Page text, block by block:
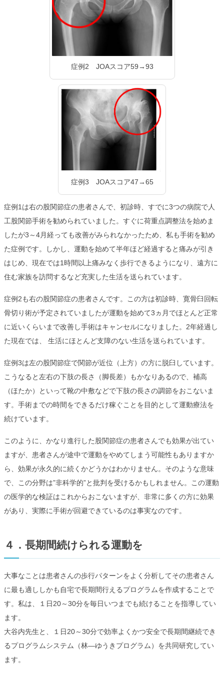
症例2 JOAスコア59→93
症例3 JOAスコア47→65
症例1は右の股関節症の患者さんで、初診時、すでに3つの病院で人
工股関節手術を勧められていました。すぐに荷重点調整法を始めま
したが3～4月経っても改善がみられなかったため、私も手術を勧め
た症例です。しかし、運動を始めて半年ほど経過すると痛みが引き
はじめ、現在では1時間以上痛みなく歩行できるようになり、遠方に
住む家族を訪問するなど充実した生活を送られています。
症例2も右の股関節症の患者さんです。この方は初診時、寛骨臼回転
骨切り術が予定されていましたが運動を始めて3ヵ月でほとんど正常
に近いくらいまで改善し手術はキャンセルになりました。2年経過し
た現在では、 生活にほとんど支障のない生活を送られています。
症例3は左の股関節症で関節が近位（上方）の方に脱臼しています。
こうなると左右の下肢の長さ（脚長差）もかなりあるので、補高
（ほたか）といって靴の中敷などで下肢の長さの調節をおこないま
す。手術までの時間をできるだけ稼ぐことを目的として運動療法を
続けています。
このように、かなり進行した股関節症の患者さんでも効果が出てい
ますが、患者さんが途中で運動をやめてしまう可能性もありますか
ら、効果が永久的に続くかどうかはわかりません。そのような意味
で、この分野は”非科学的”と批判を受けるかもしれません。この運動
の医学的な検証はこれからおこないますが、非常に多くの方に効果
があり、実際に手術が回避できているのは事実なのです。
４．長期間続けられる運動を
大事なことは患者さんの歩行パターンをよく分析してその患者さん
に最も適ししかも自宅で長期間行えるプログラムを作成することで
す。私は、１日20～30分を毎日いつまでも続けることを指導してい
ます。
大谷内先生と、１日20～30分で効率よくかつ安全で長期間継続でき
るプログラムシステム（林―ゆうきプログラム）を共同研究してい
ます。